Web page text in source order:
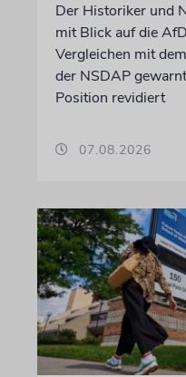
Der Historiker und
mit Blick auf die
Vergleichen mit
der NSDAP
Position revidiert
07.08.2026